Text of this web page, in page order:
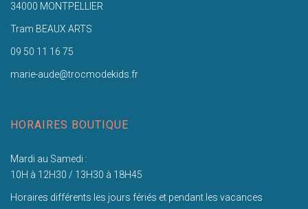
34000 MONTPELLIER
Tram BEAUX ARTS
09 50 11 16 75
marie-aude@trocmodekids.fr
HORAIRES BOUTIQUE
Mardi au Samedi :
10H à 12H30 / 13H30 à 18H45
Horaires différents les jours fériés et pendant les vacances